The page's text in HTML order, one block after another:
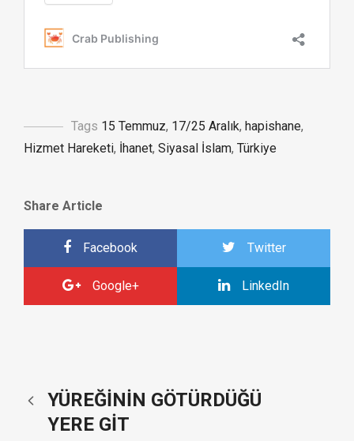
Tags 15 Temmuz, 17/25 Aralık, hapishane,
Hizmet Hareketi, İhanet, Siyasal İslam, Türkiye
Share Article
Facebook Twitter
Google+ LinkedIn
YÜREĞİNİN GÖTÜRDÜĞÜ
YERE GİT